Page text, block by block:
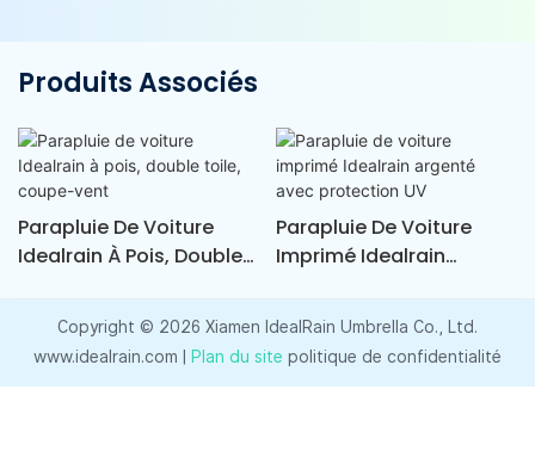
Produits Associés
Parapluie De Voiture
Idealrain À Pois, Double
Parapluie De Voiture
Imprimé Idealrain
Copyright © 2026 Xiamen IdealRain Umbrella Co., Ltd.
www.idealrain.com |
Plan du site politique de confidentialité